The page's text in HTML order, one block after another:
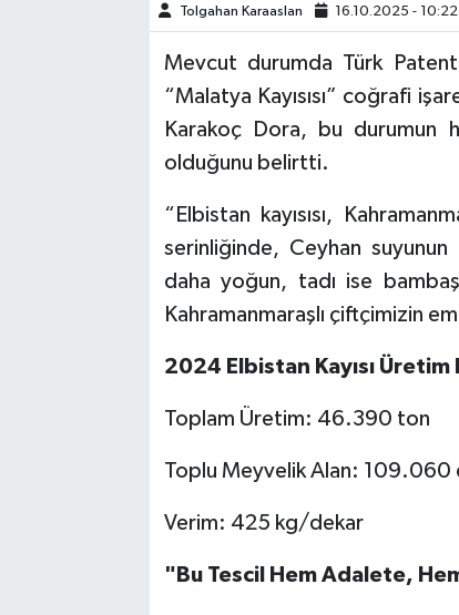
Tolgahan Karaaslan 16.10.2025 - 10:22
Mevcut durumda Türk
“Malatya Kayısısı” coğrafi
Karakoç Dora, bu durumun
olduğunu belirtti.
“Elbistan kayısısı,
serinliğinde, Ceyhan
daha yoğun, tadı ise
Kahramanmaraşlı çiftçimizin
2024 Elbistan Kayısı Üretim
Toplam Üretim: 46.390 ton
Toplu Meyvelik Alan: 109.060
Verim: 425 kg/dekar
"Bu Tescil Hem Adalete,
KÜLTÜR SANAT